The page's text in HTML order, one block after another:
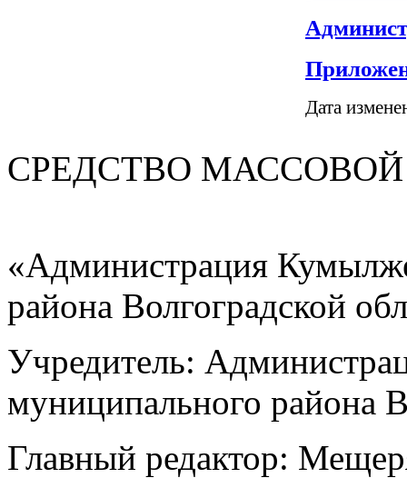
Дата
СРЕДСТВО
«Администрация
района Волгоградской
Учредитель:
муниципального района
Главный редактор: